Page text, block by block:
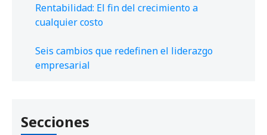
Rentabilidad: El fin del crecimiento a
cualquier costo
Seis cambios que redefinen el liderazgo
empresarial
Secciones